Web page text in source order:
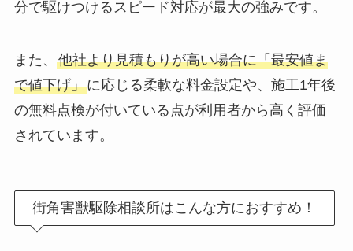
分で駆けつけるスピード対応が最大の強みです。
また、 他社より見積もりが高い場合に「最安値ま
で値下げ」に応じる柔軟な料金設定や、施工1年後
の無料点検が付いている点が利用者から高く評価
されています。
街角害獣駆除相談所はこんな方におすすめ！